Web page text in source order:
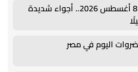
طقس اليوم السبت 8 أغسطس 2026.. أجواء شديدة
اليوم في مصر